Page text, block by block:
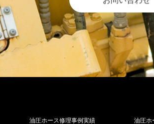
油圧ホース修理事例実績 油圧ホ